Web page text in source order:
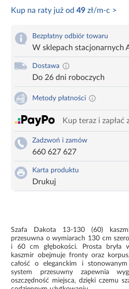
Kup na raty już od49 zł/m-c >
Bezpłatny odbiór towaru
W sklepach stacjonarnych
Dostawa
Do 26 dni roboczych
Metody płatności
Kup teraz i zapłać
Zadzwoń i zamów
660 627 627
Karta produktu
Drukuj
Szafa Dakota 13-130 (60)
przesuwna o wymiarach 130 cm
i 60 cm głębokości. Prosta bryła
kaszmir obejmuje fronty oraz
całość o eleganckim i
system przesuwny zapewnia
oszczędność miejsca, dzięki czemu